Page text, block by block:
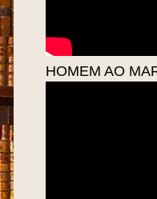
HOMEM AO